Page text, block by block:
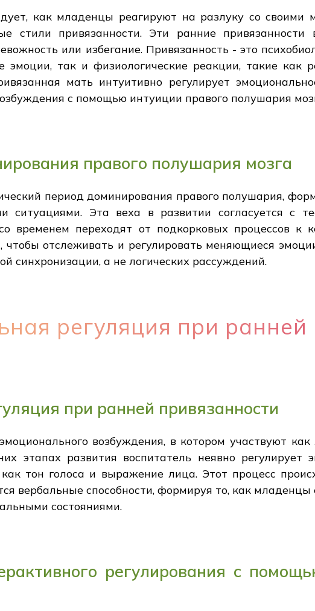
как младенцы реагируют на разлуку со своими
стили привязанности. Эти ранние
или избегание. Привязанность - это
так и физиологические реакции, такие как
мать интуитивно регулирует
с помощью интуиции правого полушария
правого полушария мозга
период доминирования правого полушария,
ситуациями. Эта веха в развитии согласуется с
временем переходят от подкорковых процессов к
отслеживать и регулировать меняющиеся
синхронизации, а не логических рассуждений.
регуляция при ранней
при ранней привязанности
возбуждения, в котором участвуют
этапах развития воспитатель неявно регулирует
тон голоса и выражение лица. Этот процесс
вербальные способности, формируя то, как младенцы
состояниями.
регулирования с